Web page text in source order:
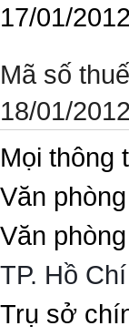
17/01/
Mã số
18/01/
Mọi thông
Văn
Văn
TP. Hồ
Trụ sở